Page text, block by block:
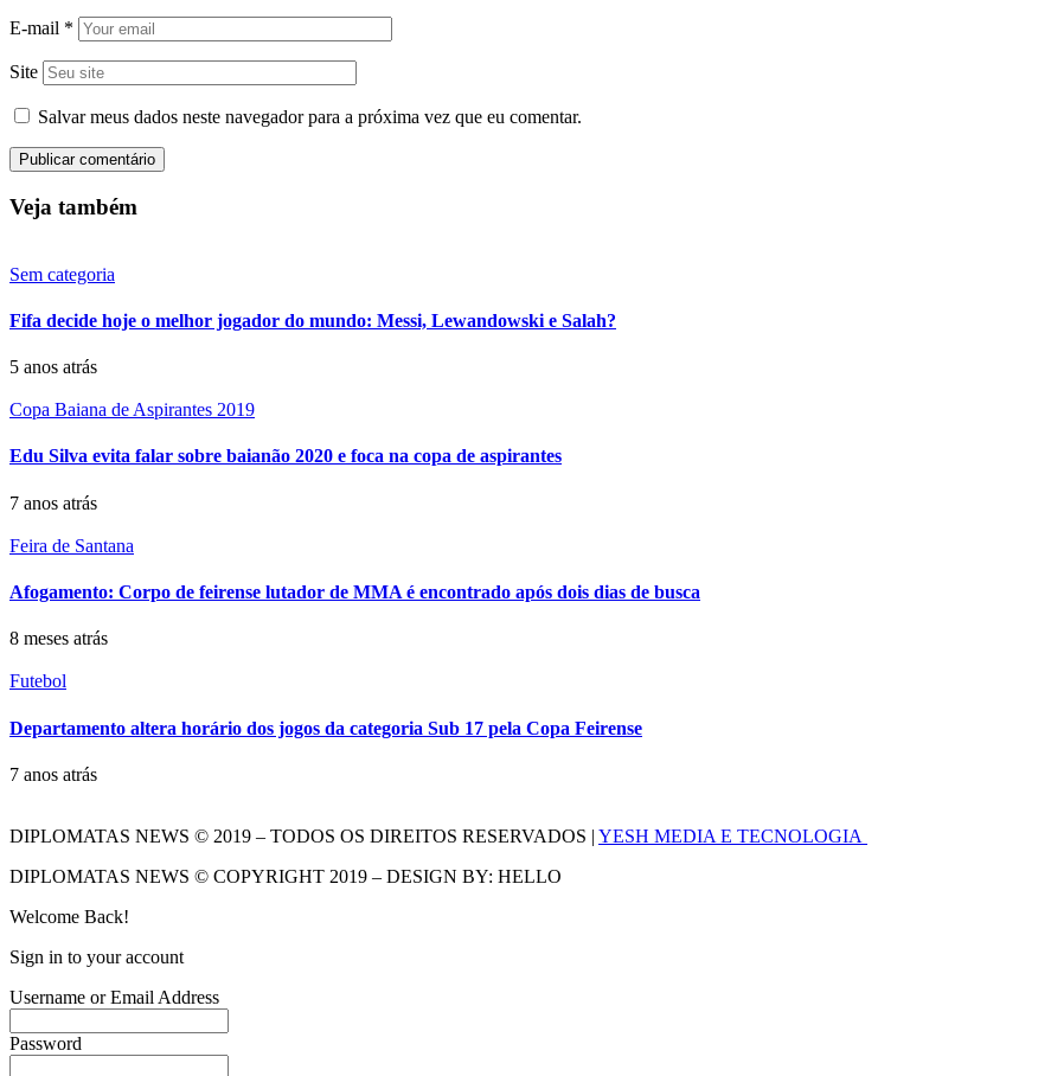
E-mail *
Site
Salvar meus dados neste navegador para a próxima vez que eu comentar.
Veja também
Sem categoria
Fifa decide hoje o melhor jogador do mundo: Messi, Lewandowski e Salah?
5 anos atrás
Copa Baiana de Aspirantes 2019
Edu Silva evita falar sobre baianão 2020 e foca na copa de aspirantes
7 anos atrás
Feira de Santana
Afogamento: Corpo de feirense lutador de MMA é encontrado após dois dias de busca
8 meses atrás
Futebol
Departamento altera horário dos jogos da categoria Sub 17 pela Copa Feirense
7 anos atrás
DIPLOMATAS NEWS © 2019 – TODOS OS DIREITOS RESERVADOS | YESH MEDIA E TECNOLOGIA
DIPLOMATAS NEWS © COPYRIGHT 2019 – DESIGN BY: HELLO
Welcome Back!
Sign in to your account
Username or Email Address
Password